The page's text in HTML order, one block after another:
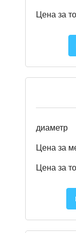
Цена за
диаметр
Цена за
Цена за